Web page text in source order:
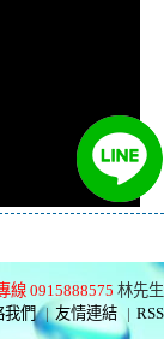
線 0915888575 林先生
我們 | 友情連結 | RSS